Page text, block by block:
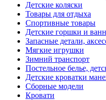
Детские коляски
Товары для отдыха
Спортивные товары
Детские горшки и
Запасные детали,
Мягкие игрушки
Зимний транспорт
Постельное белье,
Детские кроватки
Сборные модели
Кровати